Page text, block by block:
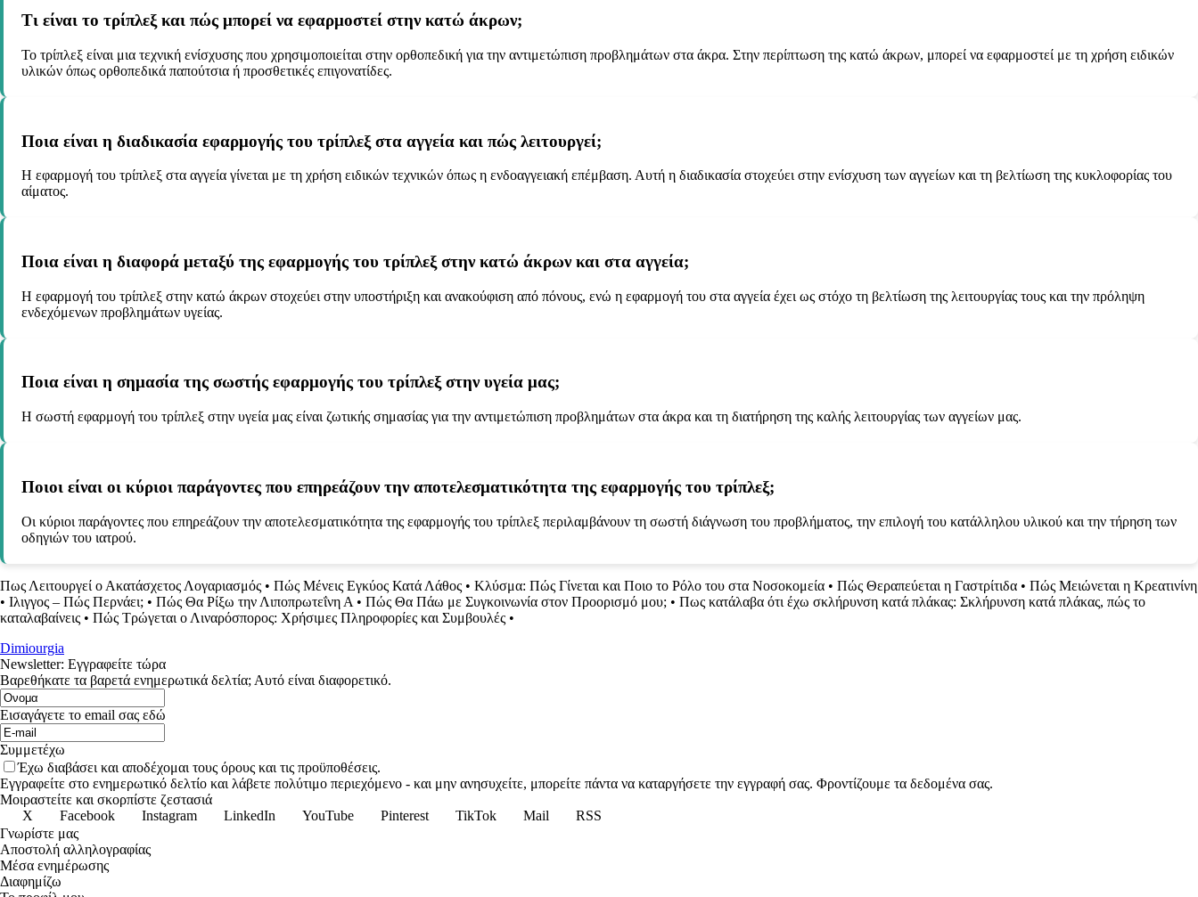
Τι είναι το τρίπλεξ και πώς μπορεί να εφαρμοστεί στην κατώ άκρων;
Το τρίπλεξ είναι μια τεχνική ενίσχυσης που χρησιμοποιείται στην ορθοπεδική για την αντιμετώπιση προβλημάτων στα άκρα. Στην περίπτωση της κατώ άκρων, μπορεί να εφαρμοστεί με τη χρήση ειδικών
υλικών όπως ορθοπεδικά παπούτσια ή προσθετικές επιγονατίδες.
Ποια είναι η διαδικασία εφαρμογής του τρίπλεξ στα αγγεία και πώς λειτουργεί;
Η εφαρμογή του τρίπλεξ στα αγγεία γίνεται με τη χρήση ειδικών τεχνικών όπως η ενδοαγγειακή επέμβαση. Αυτή η διαδικασία στοχεύει στην ενίσχυση των αγγείων και τη βελτίωση της κυκλοφορίας του
αίματος.
Ποια είναι η διαφορά μεταξύ της εφαρμογής του τρίπλεξ στην κατώ άκρων και στα αγγεία;
Η εφαρμογή του τρίπλεξ στην κατώ άκρων στοχεύει στην υποστήριξη και ανακούφιση από πόνους, ενώ η εφαρμογή του στα αγγεία έχει ως στόχο τη βελτίωση της λειτουργίας τους και την πρόληψη
ενδεχόμενων προβλημάτων υγείας.
Ποια είναι η σημασία της σωστής εφαρμογής του τρίπλεξ στην υγεία μας;
Η σωστή εφαρμογή του τρίπλεξ στην υγεία μας είναι ζωτικής σημασίας για την αντιμετώπιση προβλημάτων στα άκρα και τη διατήρηση της καλής λειτουργίας των αγγείων μας.
Ποιοι είναι οι κύριοι παράγοντες που επηρεάζουν την αποτελεσματικότητα της εφαρμογής του τρίπλεξ;
Οι κύριοι παράγοντες που επηρεάζουν την αποτελεσματικότητα της εφαρμογής του τρίπλεξ περιλαμβάνουν τη σωστή διάγνωση του προβλήματος, την επιλογή του κατάλληλου υλικού και την τήρηση των
οδηγιών του ιατρού.
Πως Λειτουργεί ο Ακατάσχετος Λογαριασμός • Πώς Μένεις Εγκύος Κατά Λάθος • Κλύσμα: Πώς Γίνεται και Ποιο το Ρόλο του στα Νοσοκομεία • Πώς Θεραπεύεται η Γαστρίτιδα • Πώς Μειώνεται η Κρεατινίνη
• Ιλιγγος – Πώς Περνάει; • Πώς Θα Ρίξω την Λιποπρωτεΐνη Α • Πώς Θα Πάω με Συγκοινωνία στον Προορισμό μου; • Πως κατάλαβα ότι έχω σκλήρυνση κατά πλάκας: Σκλήρυνση κατά πλάκας, πώς το
καταλαβαίνεις • Πώς Τρώγεται ο Λιναρόσπορος: Χρήσιμες Πληροφορίες και Συμβουλές •
Dimiourgia
Newsletter: Εγγραφείτε τώρα
Βαρεθήκατε τα βαρετά ενημερωτικά δελτία; Αυτό είναι διαφορετικό.
Εισαγάγετε το email σας εδώ
Συμμετέχω
Έχω διαβάσει και αποδέχομαι τους όρους και τις προϋποθέσεις.
Εγγραφείτε στο ενημερωτικό δελτίο και λάβετε πολύτιμο περιεχόμενο - και μην ανησυχείτε, μπορείτε πάντα να καταργήσετε την εγγραφή σας. Φροντίζουμε τα δεδομένα σας.
Μοιραστείτε και σκορπίστε ζεστασιά
X
Facebook Instagram LinkedIn YouTube Pinterest TikTok Mail
RSS
Γνωρίστε μας
Αποστολή αλληλογραφίας
Μέσα ενημέρωσης
Διαφημίζω